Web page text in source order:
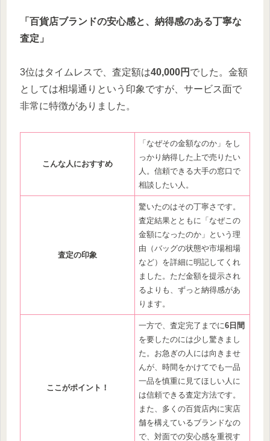
「百貨店ブランドの安心感と、納得感のある丁寧な
査定」
3位はタイムレスで、査定額は40,000円 でした。金額
としては相場通りという印象ですが、サービス面で
非常に特徴がありました。
こんな人におすすめ
「なぜその金額なのか」をし
っかり納得した上で売りたい
人。信頼できる大手の窓口で
相談したい人。
査定の印象
驚いたのはその丁寧さです。
査定結果とともに「なぜこの
金額になったのか」という理
由（バッグの状態や市場相場
など）を詳細に明記してくれ
ました。ただ金額を提示され
るよりも、ずっと納得感があ
ります。
ここがポイント！
一方で、査定完了までに6日間
を要したのには少し驚きまし
た。お急ぎの人には向きませ
んが、時間をかけてでも一品
一品を慎重に見てほしい人に
は信頼できる査定方法です。
また、多くの百貨店内に実店
舗を構えているブランドなの
で、対面での安心感を重視す